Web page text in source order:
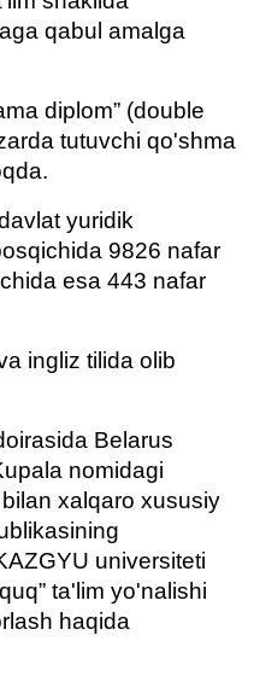
qabul amalga
diplom” (double
tutuvchi qo'shma
yuridik
9826 nafar
esa 443 nafar
ingliz tilida olib
Belarus
nomidagi
xalqaro xususiy
universiteti
ta'lim yo'nalishi
haqida